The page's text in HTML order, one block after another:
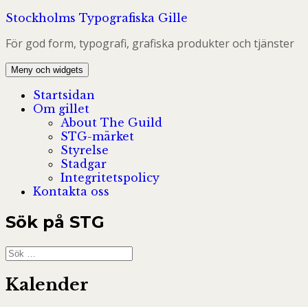
Hoppa
innehåll
Stockholms Typografiska Gille
För god form, typografi, grafiska produkter och tjänster
Meny och widgets
Startsidan
Om gillet
About The Guild
STG-märket
Styrelse
Stadgar
Integritetspolicy
Kontakta oss
Sök på STG
Sök
efter:
Kalender